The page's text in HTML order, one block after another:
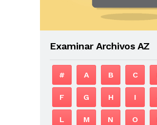
Examinar Archivos AZ
# A B C
F G H I
L M N O